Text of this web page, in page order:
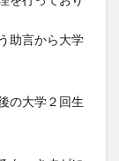
助言から大学
の大学２回生